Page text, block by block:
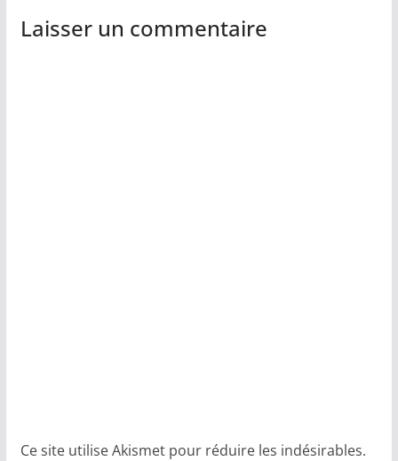
Laisser un commentaire
Ce site utilise Akismet pour réduire les indésirables.